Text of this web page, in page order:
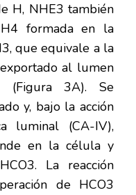
H, NHE3 también
formada en la
que equivale a la
al lumen
(Figura 3A). Se
y, bajo la acción
luminal (CA-IV),
en la célula y
La reacción
de HCO3